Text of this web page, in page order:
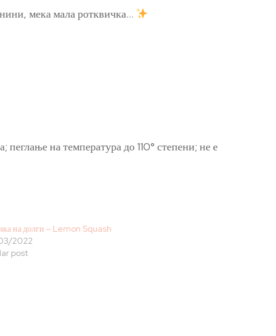
мека мала ротквичка…
на температура до 110° степени; не е
на долги – Lemon Squash
2022
post